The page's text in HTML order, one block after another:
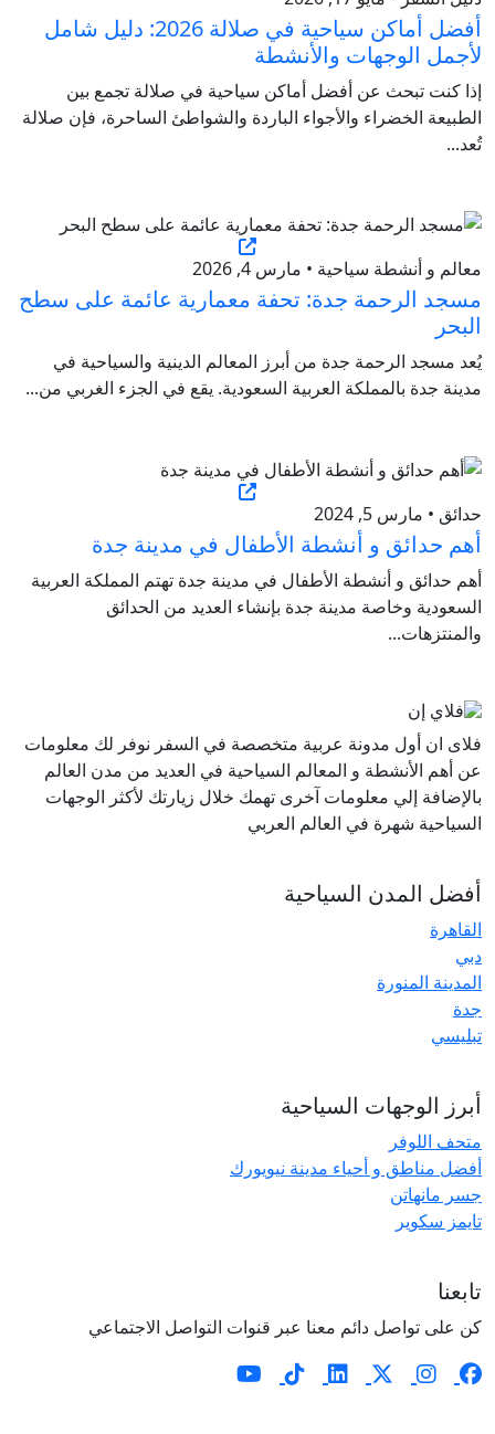
أفضل أماكن سياحية في صلالة 2026: دليل شامل
لأجمل الوجهات والأنشطة
إذا كنت تبحث عن أفضل أماكن سياحية في صلالة تجمع بين
الطبيعة الخضراء والأجواء الباردة والشواطئ الساحرة، فإن صلالة
تُعد...
معالم و أنشطة سياحية • مارس 4, 2026
مسجد الرحمة جدة: تحفة معمارية عائمة على سطح
البحر
يُعد مسجد الرحمة جدة من أبرز المعالم الدينية والسياحية في
مدينة جدة بالمملكة العربية السعودية. يقع في الجزء الغربي من...
حدائق • مارس 5, 2024
أهم حدائق و أنشطة الأطفال في مدينة جدة
أهم حدائق و أنشطة الأطفال في مدينة جدة تهتم المملكة العربية
السعودية وخاصة مدينة جدة بإنشاء العديد من الحدائق
والمنتزهات...
فلاى ان أول مدونة عربية متخصصة في السفر نوفر لك معلومات
عن أهم الأنشطة و المعالم السياحية في العديد من مدن العالم
بالإضافة إلي معلومات آخرى تهمك خلال زيارتك لأكثر الوجهات
السياحية شهرة في العالم العربي
أفضل المدن السياحية
القاهرة
دبي
المدينة المنورة
جدة
تبليسي
أبرز الوجهات السياحية
متحف اللوفر
أفضل مناطق و أحياء مدينة نيويورك
جسر مانهاتن
تايمز سكوير
تابعنا
كن على تواصل دائم معنا عبر قنوات التواصل الاجتماعي